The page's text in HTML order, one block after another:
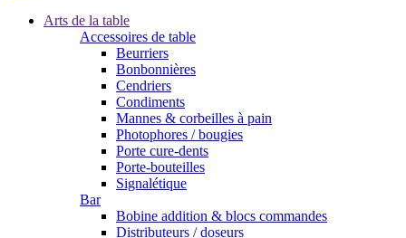
Arts de la table
Accessoires de table
Beurriers
Bonbonnières
Cendriers
Condiments
Mannes & corbeilles à pain
Photophores / bougies
Porte cure-dents
Porte-bouteilles
Signalétique
Bar
Bobine addition & blocs commandes
Distributeurs / doseurs